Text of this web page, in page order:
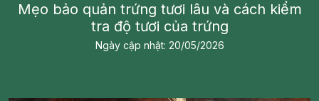
Mẹo bảo quản trứng tươi lâu và cách kiểm
tra độ tươi của trứng
Ngày cập nhật: 20/05/2026